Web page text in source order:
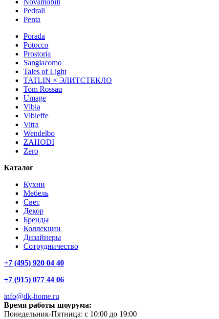
Novamobili
Pedrali
Penta
Porada
Potocco
Prostoria
Sangiacomo
Tales of Light
TATLIN × ЭЛИТСТЕКЛО
Tom Rossau
Umage
Vibia
Vibieffe
Vitra
Wendelbo
ZAHODI
Zero
Каталог
Кухни
Мебель
Свет
Декор
Бренды
Коллекции
Дизайнеры
Сотрудничество
+7 (495) 920 04 40
+7 (915) 077 44 06
info@dk-home.ru
Время работы шоурума:
Понедельник-Пятница: c 10:00 до 19:00